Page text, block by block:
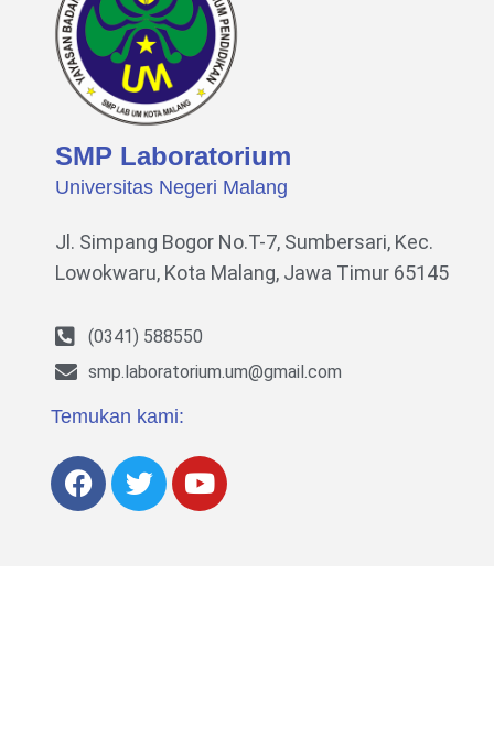
SMP Laboratorium
Universitas Negeri Malang
Jl. Simpang Bogor No.T-7, Sumbersari, Kec.
Lowokwaru, Kota Malang, Jawa Timur 65145
(0341) 588550
smp.laboratorium.um@gmail.com
Temukan kami: